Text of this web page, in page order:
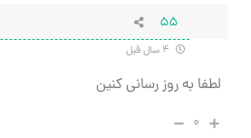
۵۵
لطفا به روز رسانی کنین
۰